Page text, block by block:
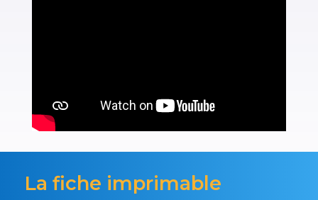
La fiche imprimable